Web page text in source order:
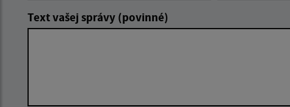
Text vašej správy (povinné)